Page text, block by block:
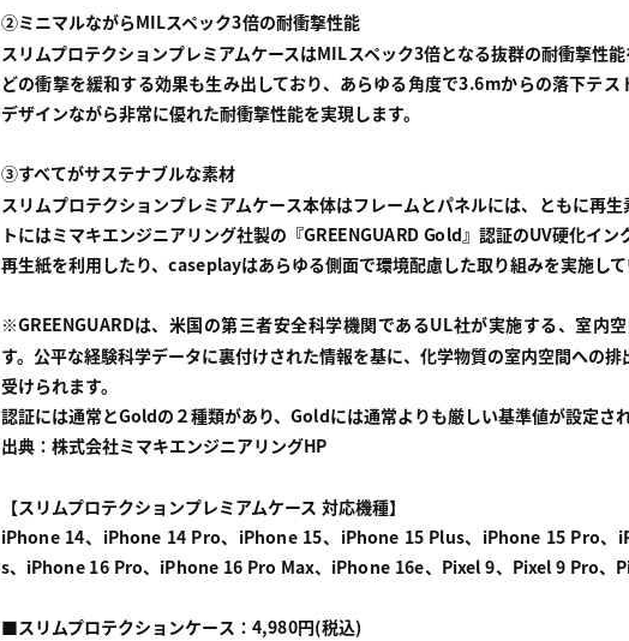
②ミニマルながらMILスペック3倍の耐衝撃性能
スリムプロテクションプレミアムケースはMILスペック3倍となる抜群の耐衝撃性
どの衝撃を緩和する効果も生み出しており、あらゆる角度で3.6mからの落下テ
デザインながら非常に優れた耐衝撃性能を実現します。
③すべてがサステナブルな素材
スリムプロテクションプレミアムケース本体はフレームとパネルには、ともに再
トにはミマキエンジニアリング社製の『GREENGUARD Gold』認証のUV硬化イ
再生紙を利用したり、caseplayはあらゆる側面で環境配慮した取り組みを実施して
※GREENGUARDは、米国の第三者安全科学機関であるUL社が実施する、室内
す。公平な経験科学データに裏付けされた情報を基に、化学物質の室内空間への
受けられます。
認証には通常とGoldの２種類があり、Goldには通常よりも厳しい基準値が設定され
出典：株式会社ミマキエンジニアリングHP
【スリムプロテクションプレミアムケース 対応機種】
iPhone 14、iPhone 14 Pro、iPhone 15、iPhone 15 Plus、iPhone 15 Pro
s、iPhone 16 Pro、iPhone 16 Pro Max、iPhone 16e、Pixel 9、Pixel 9 Pro、
■スリムプロテクションケース：4,980円(税込)